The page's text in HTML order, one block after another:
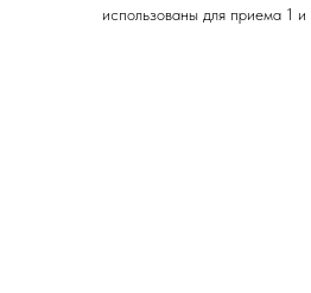
использованы для приема 1